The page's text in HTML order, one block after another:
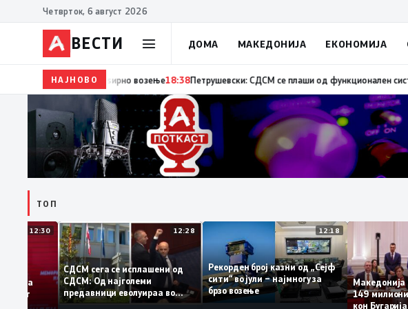
Четврток, 6 август 2026
ВЕСТИ ДОМА МАКЕДОНИЈА ЕКОНОМИЈА
НАЈНОВО
18:38 МВР: 222 сообраќајни прекршоци од возачи на мотоцикли, 14 лишени
ТОП
12:30
на
12:28
СДСМ сега се исплашени од
СДСМ: Од најголеми
предавници еволуираа во
најголеми патриоти
12:18
Рекорден број казни од „Сејф
сити“ во јули – најмногу за
брзо возење
149
кон